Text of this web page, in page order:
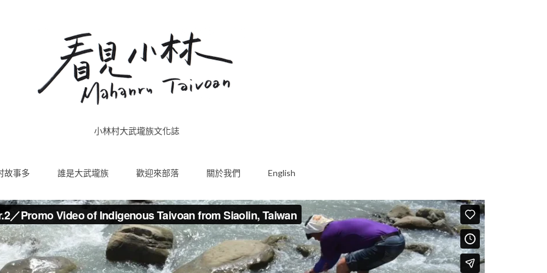
小林村大武壠族文化誌
故事多 誰是大武壠族 歡迎來部落 關於我們 English